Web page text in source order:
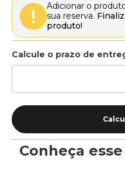
Adicionar o
sua reserva.
produto!
Conheça